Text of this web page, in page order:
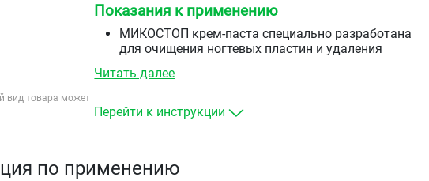
вид товара может
+ спрей
гигиенический
150мл
Показания к применению
МИКОСТОП крем-паста специально разработана
для очищения ногтевых пластин и удаления
МИКОСТОП лосьон предназначен для
поврежденной в результате грибкового поражения
поражениях необходимо обратиться к врачу
Читать далее
Перейти к инструкции
по применению